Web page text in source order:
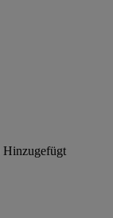
Hinzugefügt